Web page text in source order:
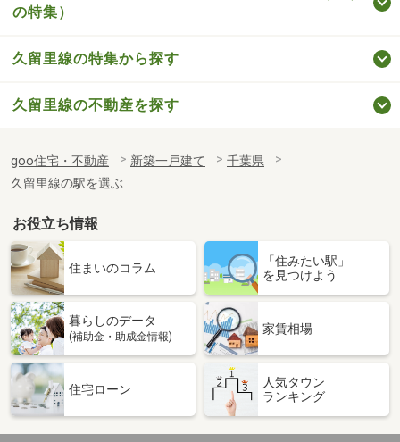
の特集）
久留里線の特集から探す
久留里線の不動産を探す
goo住宅・不動産 新築一戸建て
千葉県
久留里線の駅を選ぶ
お役立ち情報
住まいのコラム
「住みたい駅」
を見つけよう
暮らしのデータ
(補助金・助成金情報)
家賃相場
住宅ローン
人気タウン
ランキング